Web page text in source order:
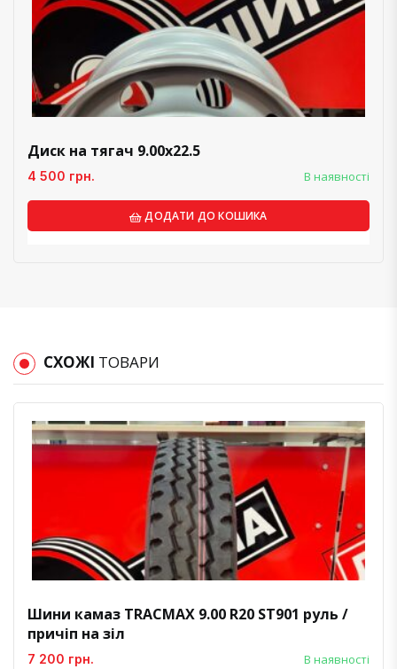
Диск на тягач 9.00х22.5
В наявності
4 500 грн.
ДОДАТИ ДО КОШИКА
СХОЖІ ТОВАРИ
Шини камаз TRACMAX 9.00 R20 ST901 руль /
причіп на зіл
В наявності
7 200 грн.